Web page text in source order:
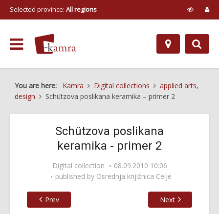
Selected province: All regions
You are here: Kamra Digital collections
applied arts,
design
Schützova poslikana keramika – primer 2
Schützova poslikana
keramika - primer 2
Digital collection
08.09.2010 10:06
published by Osrednja knjižnica Celje
Prev Next